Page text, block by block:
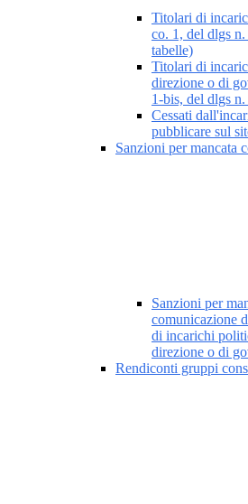
Titolari di
co. 1, del dlgs
tabelle)
Titolari di
direzione o di
1-bis, del dlgs
Cessati
pubblicare sul
Sanzioni per mancata
Sanzioni per
comunicazione
di incarichi
direzione o di
Rendiconti gruppi